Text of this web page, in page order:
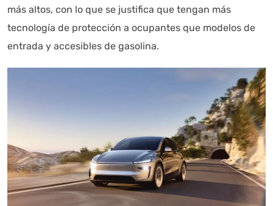
más altos, con lo que se justifica que tengan más
tecnología de protección a ocupantes que modelos de
entrada y accesibles de gasolina.